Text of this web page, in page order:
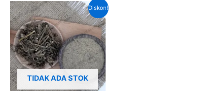
Diskon!
TIDAK ADA STOK
Harga
aslinya
adalah:
Rp100,000.00.
Harga
saat
ini
adalah:
Rp65,000.00.